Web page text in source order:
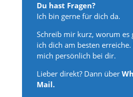
Du hast Fragen?
Ich bin gerne für dich da.
Schreib mir kurz, worum es
ich dich am besten
mich persönlich bei dir.
Lieber direkt? Dann über
Mail.